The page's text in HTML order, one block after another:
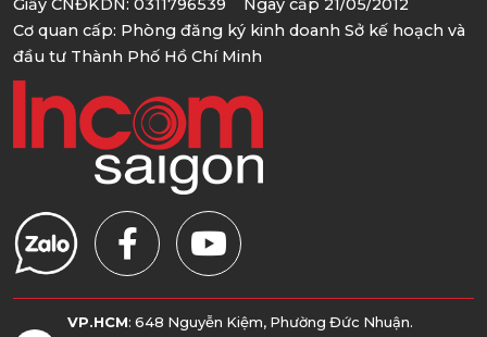
Cơ quan cấp: Phòng đăng ký kinh doanh Sở kế hoạch và
đầu tư Thành Phố Hồ Chí Minh
VP.HCM: 648 Nguyễn Kiệm, Phường Đức Nhuận.